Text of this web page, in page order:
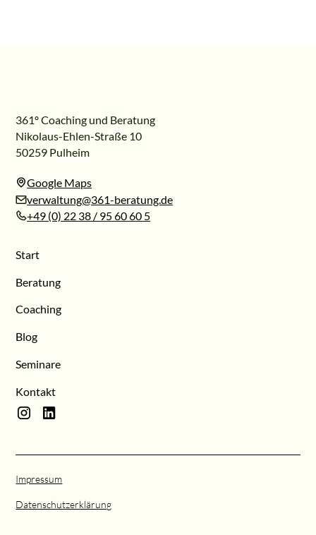
361º Coaching und Beratung
Nikolaus-Ehlen-Straße 10
50259 Pulheim
Google Maps
verwaltung@361-beratung.de
+49 (0) 22 38 / 95 60 60 5
Start
Beratung
Coaching
Blog
Seminare
Kontakt
Impressum
Datenschutzerklärung